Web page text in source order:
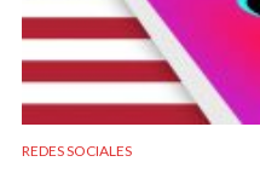
REDES SOCIALES